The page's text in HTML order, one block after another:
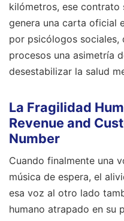
kilómetros, ese contrato
genera una carta oficial
por psicólogos sociales,
procesos una asimetría
desestabilizar la salud
La Fragilidad
Revenue and
Number
Cuando finalmente una
música de espera, el
esa voz al otro lado
humano atrapado en su